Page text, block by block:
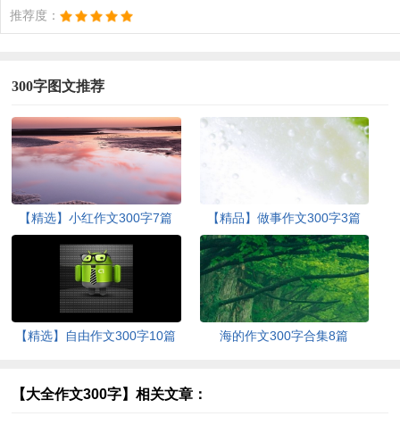
推荐度：
300字图文推荐
【精选】小红作文300字7篇 【精品】做事作文300字3篇
【精选】自由作文300字10篇 海的作文300字合集8篇
【大全作文300字】相关文章：